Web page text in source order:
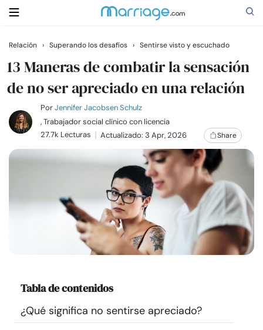
Buscar
Casarse
Relaciones
Ayuda
Comunidad
Relación › Superando los desafíos › Sentirse visto y escuchado
13 Maneras de combatir la sensación
de no ser apreciado en una relación
PorJennifer Jacobsen Schulz
, Trabajador social clínico con licencia
27.7k Lecturas
Actualizado: 3 Apr, 2026 Share
Tabla de contenidos
¿Qué significa no sentirse apreciado?